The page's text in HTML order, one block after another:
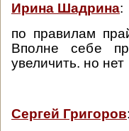
Ирина Шадрина:
по правилам
Вполне себе
увеличить. но нет
Сергей Григоров: